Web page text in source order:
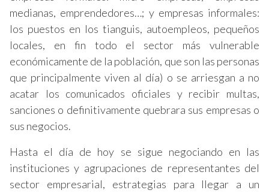
medianas, emprendedores…; y empresas informales:
los puestos en los tianguis, autoempleos, pequeños
locales, en fin todo el sector más vulnerable
económicamente de la población, que son las personas
que principalmente viven al día) o se arriesgan a no
acatar los comunicados oficiales y recibir multas,
sanciones o definitivamente quebrara sus empresas o
sus negocios.
Hasta el día de hoy se sigue negociando en las
instituciones y agrupaciones de representantes del
sector empresarial, estrategias para llegar a un